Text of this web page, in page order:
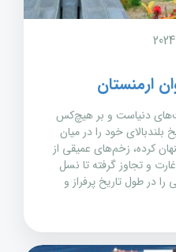
ارمنستان
دنیاست و بر هیچ‌کس
خود را در میان
کرده، زخم‌های عمیقی از
و تجاوز گرفته تا نسل
را در طول تاریخ پرفراز و